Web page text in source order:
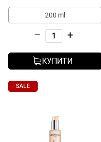
200 ml
– +
КУПИТИ
SALE